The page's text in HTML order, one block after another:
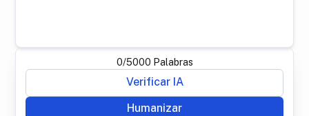
0/5000 Palabras
Verificar IA
Humanizar